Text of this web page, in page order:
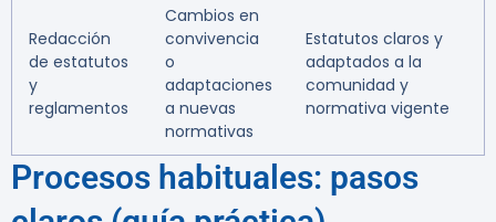
Redacción
de estatutos
y
reglamentos
Cambios en
convivencia
o
adaptaciones
a nuevas
normativas
Estatutos claros y
adaptados a la
comunidad y
normativa vigente
Procesos habituales: pasos